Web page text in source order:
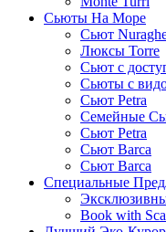
Сьюты На Море
Сьют
Люксы Torre
Сьют с
Сьюты с
Сьют Petra
Семейные
Сьют Petra
Сьют Barca
Сьют Barca
Специальные
Book with